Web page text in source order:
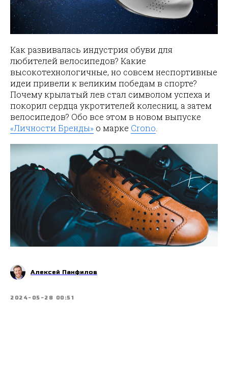
Как развивалась индустрия обуви для
любителей велосипедов? Какие
высокотехнологичные, но совсем неспортивные
идеи привели к великим победам в спорте?
Почему крылатый лев стал символом успеха и
покорил сердца укротителей колесниц, а затем
велосипедов? Обо все этом в новом выпуске
«Личности Бренды» о марке Crono
Алексей Панфилов
2024-05-28 00:51